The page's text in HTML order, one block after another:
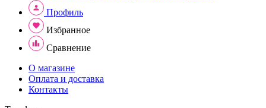
Профиль
Избранное
Сравнение
О магазине
Оплата и доставка
Контакты